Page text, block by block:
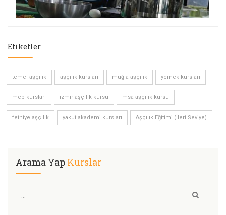
Etiketler
temel aşçılık aşçılık kursları muğla aşçılık yemek kursları
meb kursları izmir aşçılık kursu msa aşçılık kursu
fethiye aşçılık yakut akademi kursları Aşçılık Eğitimi (İleri Seviye)
Arama Yap Kurslar